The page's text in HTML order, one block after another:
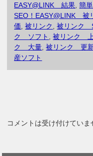
EASY@LINK 結果 ,簡
SEO！EASY@LINK 被
価 ,被リンク ,被リンク
ク ソフト
,被リンク
ク 大量 ,被リンク 更
産ソフト
コメントは受け付けていま